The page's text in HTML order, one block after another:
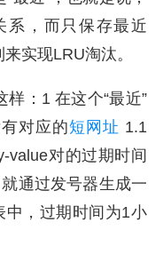
系，而只保存最近
实现LRU淘汰。
：1 在这个“最近”
对应的短网址 1.1
value对的过期时间
通过发号器生成一
中，过期时间为1小